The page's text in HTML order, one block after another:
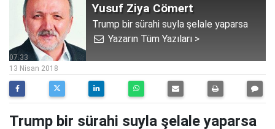
Yusuf Ziya Cömert
Trump bir sürahi suyla şelale yaparsa
Yazarın Tüm Yazıları >
07:33
13 Nisan 2018
Trump bir sürahi suyla şelale yaparsa